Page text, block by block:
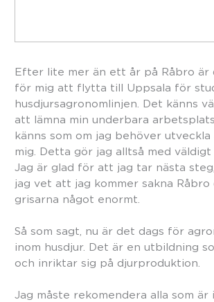
Efter lite mer än ett år på Råbro är
för mig att flytta till Uppsala för
husdjursagronomlinjen. Det känns
att lämna min underbara
känns som om jag behöver
mig. Detta gör jag alltså med väldigt
Jag är glad för att jag tar nästa
jag vet att jag kommer sakna Råbro
grisarna något enormt.
Så som sagt, nu är det dags för
inom husdjur. Det är en utbildning
och inriktar sig på djurproduktion.
Jag måste rekomendera alla som är